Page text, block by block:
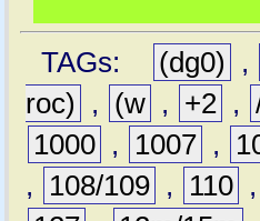
TAGs:
(dg0) ,
roc)
, (w , +2 ,
1000 , 1007 ,
,
108/109 , 110 ,